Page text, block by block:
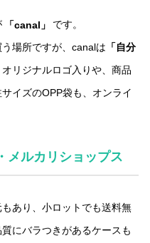
「canal」
です。
場所ですが、canalは 「自分
オリジナルロゴ入りや、商品
イズのOPP袋も、オンライ
メルカリショップス
あり、小ロットでも送料無
にバラつきがあるケースも